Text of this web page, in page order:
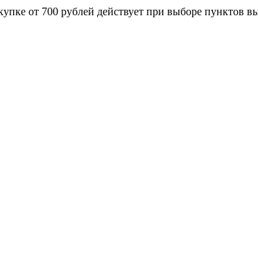
от 700 рублей действует при выборе пунктов